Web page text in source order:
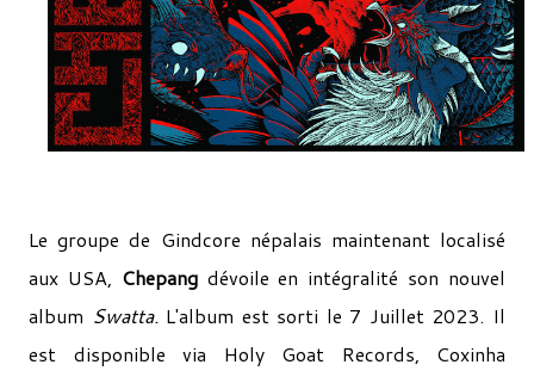
Le groupe de Gindcore népalais maintenant localisé
aux USA, Chepang dévoile en intégralité son nouvel
album Swatta. L'album est sorti le 7 Juillet 2023. Il
est disponible via Holy Goat Records, Coxinha